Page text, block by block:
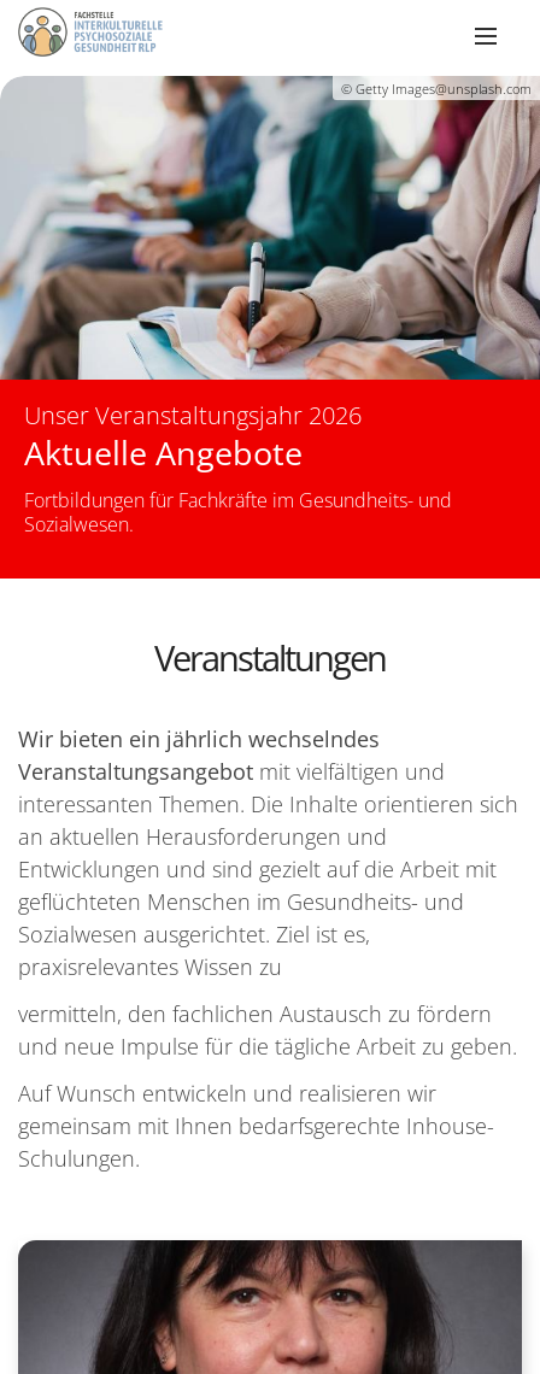
© Getty Images@unsplash.com
Unser Veranstaltungsjahr 2026
Aktuelle Angebote
Fortbildungen für Fachkräfte im Gesundheits- und
Sozialwesen.
Veranstaltungen
Wir bieten ein jährlich wechselndes
Veranstaltungsangebot mit vielfältigen und
interessanten Themen. Die Inhalte orientieren sich
an aktuellen Herausforderungen und
Entwicklungen und sind gezielt auf die Arbeit mit
geflüchteten Menschen im Gesundheits- und
Sozialwesen ausgerichtet. Ziel ist es,
praxisrelevantes Wissen zu
vermitteln, den fachlichen Austausch zu fördern
und neue Impulse für die tägliche Arbeit zu geben.
Auf Wunsch entwickeln und realisieren wir
gemeinsam mit Ihnen bedarfsgerechte Inhouse-
Schulungen.